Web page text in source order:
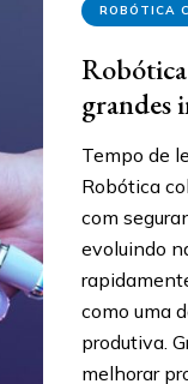
ROBÓTICA
grandes
Tempo de
Robótica
com
evoluindo
como uma
produtiva.
melhorar